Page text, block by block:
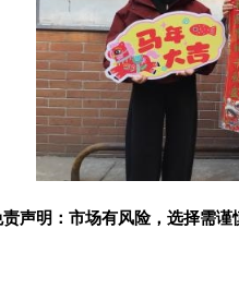
责声明：市场有风险，选择需